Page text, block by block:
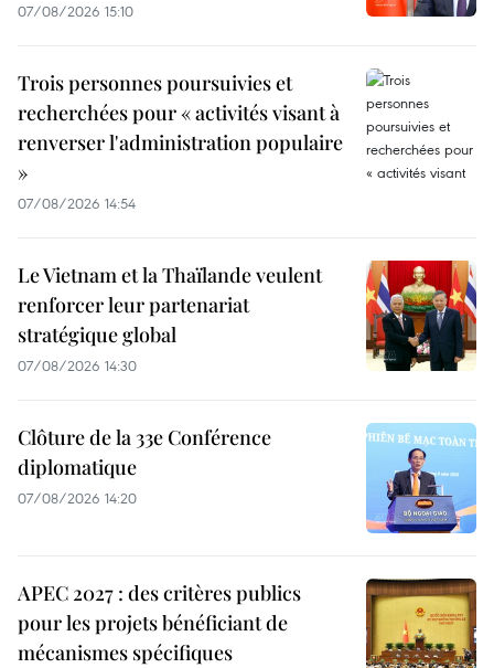
07/08/2026 15:10
Trois personnes poursuivies et
recherchées pour « activités visant à
renverser l'administration populaire
»
07/08/2026 14:54
Le Vietnam et la Thaïlande veulent
renforcer leur partenariat
stratégique global
07/08/2026 14:30
Clôture de la 33e Conférence
diplomatique
07/08/2026 14:20
APEC 2027 : des critères publics
pour les projets bénéficiant de
mécanismes spécifiques